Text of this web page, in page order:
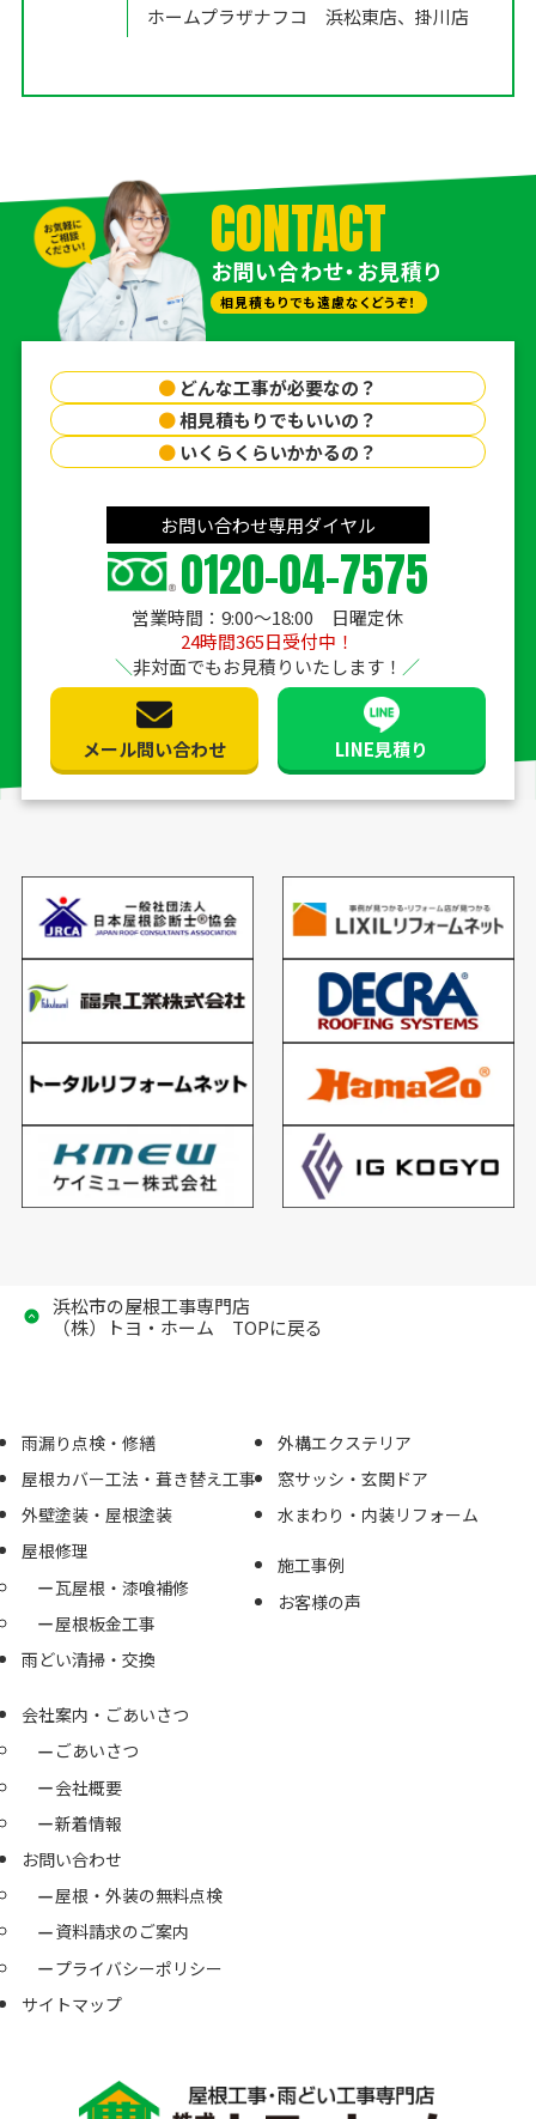
ホームプラザナフコ 浜松東店、掛川店
CONTACT
お問い合わせ・お見積り
相見積もりでも遠慮なくどうぞ！
● どんな工事が必要なの？
●相見積もりでもいいの？
● いくらくらいかかるの？
お問い合わせ専用ダイヤル
0120-04-7575
営業時間：9:00〜18:00 日曜定休
24時間365日受付中！
非対面でもお見積りいたします！
メール問い合わせ LINE見積り
浜松市の屋根工事専門店
（株）トヨ・ホーム TOPに戻る
雨漏り点検・修繕
屋根カバー工法・葺き替え工事
外壁塗装・屋根塗装
屋根修理
瓦屋根・漆喰補修
屋根板金工事
雨どい清掃・交換
外構エクステリア
窓サッシ・玄関ドア
水まわり・内装リフォーム
施工事例
お客様の声
会社案内・ごあいさつ
ごあいさつ
会社概要
新着情報
お問い合わせ
屋根・外装の無料点検
資料請求のご案内
プライバシーポリシー
サイトマップ